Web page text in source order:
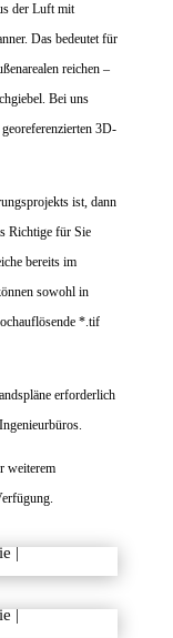
der Luft mit
Das bedeutet für
reichen –
Bei uns
3D-
ist, dann
Richtige für Sie
bereits im
sowohl in
*.tif
erforderlich
weiterem